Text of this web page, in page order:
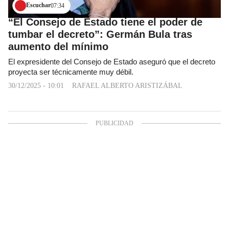
Escuchar07:34
“El Consejo de Estado tiene el poder de
tumbar el decreto”: Germán Bula tras
aumento del mínimo
El expresidente del Consejo de Estado aseguró que el decreto
proyecta ser técnicamente muy débil.
30/12/2025 - 10:01 RAFAEL ALBERTO ARISTIZÁBAL